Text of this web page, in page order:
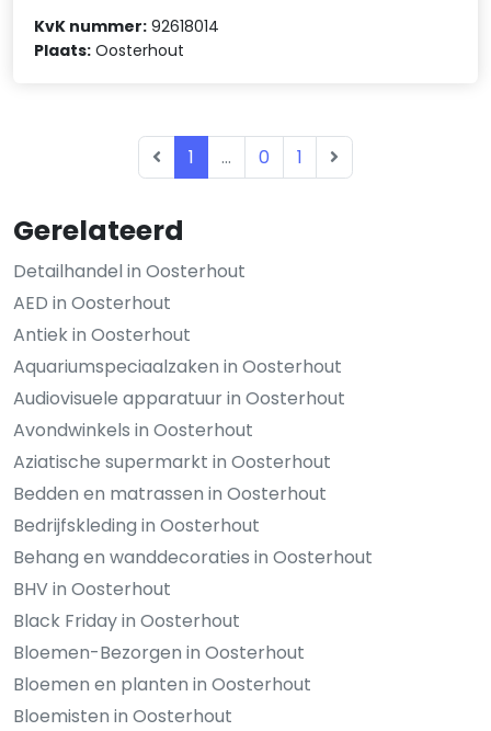
Gerelateerd
Detailhandel in Oosterhout
AED in Oosterhout
Antiek in Oosterhout
Aquariumspeciaalzaken in Oosterhout
Audiovisuele apparatuur in Oosterhout
Avondwinkels in Oosterhout
Aziatische supermarkt in Oosterhout
Bedden en matrassen in Oosterhout
Bedrijfskleding in Oosterhout
Behang en wanddecoraties in Oosterhout
BHV in Oosterhout
Black Friday in Oosterhout
Bloemen-Bezorgen in Oosterhout
Bloemen en planten in Oosterhout
Bloemisten in Oosterhout
KvK nummer: 92618014
Plaats: Oosterhout
1 ... 0 1